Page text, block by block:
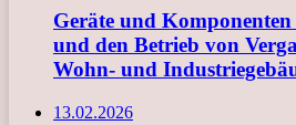
Geräte und
und den Betrieb von
Wohn- und
13.02.2026